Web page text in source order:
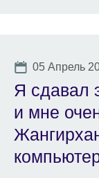
Date
05 Апрель
Я сдавал
и мне